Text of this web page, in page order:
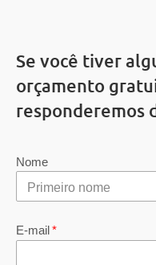
Se você tiver
orçamento
responderemos
Nome
E-mail*